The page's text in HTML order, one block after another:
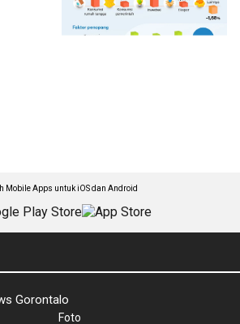
Mobile Apps untuk iOS dan Android
Gorontalo
Foto